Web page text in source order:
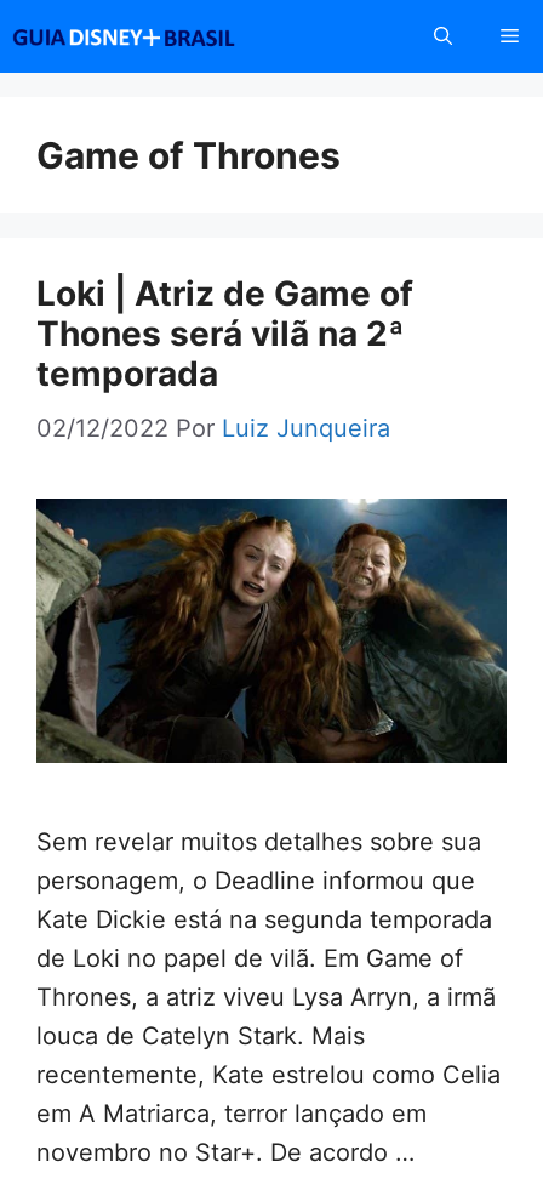
conteúdo
Game of Thrones
Loki | Atriz de Game of
Thones será vilã na 2ª
temporada
02/12/2022 Por Luiz Junqueira
Sem revelar muitos detalhes sobre sua
personagem, o Deadline informou que
Kate Dickie está na segunda temporada
de Loki no papel de vilã. Em Game of
Thrones, a atriz viveu Lysa Arryn, a irmã
louca de Catelyn Stark. Mais
recentemente, Kate estrelou como Celia
em A Matriarca, terror lançado em
novembro no Star+. De acordo …